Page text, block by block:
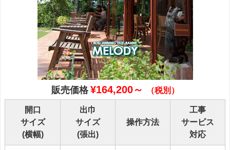
販売価格 ¥164,200～ （税別）
開口
サイズ
(横幅)
出巾
サイズ
(張出)
操作方法
工事
サービス
対応